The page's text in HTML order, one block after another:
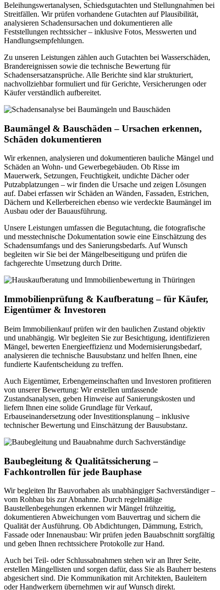
Beleihungswertanalysen, Schiedsgutachten und Stellungnahmen bei
Streitfällen. Wir prüfen vorhandene Gutachten auf Plausibilität,
analysieren Schadensursachen und dokumentieren alle
Feststellungen rechtssicher – inklusive Fotos, Messwerten und
Handlungsempfehlungen.
Zu unseren Leistungen zählen auch Gutachten bei Wasserschäden,
Brandereignissen sowie die technische Bewertung für
Schadensersatzansprüche. Alle Berichte sind klar strukturiert,
nachvollziehbar formuliert und für Gerichte, Versicherungen oder
Käufer verständlich aufbereitet.
Baumängel & Bauschäden – Ursachen erkennen,
Schäden dokumentieren
Wir erkennen, analysieren und dokumentieren bauliche Mängel und
Schäden an Wohn- und Gewerbegebäuden. Ob Risse im
Mauerwerk, Setzungen, Feuchtigkeit, undichte Dächer oder
Putzabplatzungen – wir finden die Ursache und zeigen Lösungen
auf. Dabei erfassen wir Schäden an Wänden, Fassaden, Estrichen,
Dächern und Kellerbereichen ebenso wie verdeckte Baumängel im
Ausbau oder der Bauausführung.
Unsere Leistungen umfassen die Begutachtung, die fotografische
und messtechnische Dokumentation sowie eine Einschätzung des
Schadensumfangs und des Sanierungsbedarfs. Auf Wunsch
begleiten wir Sie bei der Mängelbeseitigung und prüfen die
fachgerechte Umsetzung durch Dritte.
Immobilienprüfung & Kaufberatung – für Käufer,
Eigentümer & Investoren
Beim Immobilienkauf prüfen wir den baulichen Zustand objektiv
und unabhängig. Wir begleiten Sie zur Besichtigung, identifizieren
Mängel, bewerten Energieeffizienz und Modernisierungsbedarf,
analysieren die technische Bausubstanz und helfen Ihnen, eine
fundierte Kaufentscheidung zu treffen.
Auch Eigentümer, Erbengemeinschaften und Investoren profitieren
von unserer Bewertung: Wir erstellen umfassende
Zustandsanalysen, geben Hinweise auf Sanierungskosten und
liefern Ihnen eine solide Grundlage für Verkauf,
Erbauseinandersetzung oder Investitionsplanung – inklusive
technischer Bewertung und Einschätzung der Bausubstanz.
Baubegleitung & Qualitätssicherung –
Fachkontrollen für jede Bauphase
Wir begleiten Ihr Bauvorhaben als unabhängiger Sachverständiger –
vom Rohbau bis zur Abnahme. Durch regelmäßige
Baustellenbegehungen erkennen wir Mängel frühzeitig,
dokumentieren Abweichungen vom Bauvertrag und sichern die
Qualität der Ausführung. Ob Abdichtungen, Dämmung, Estrich,
Fassade oder Innenausbau: Wir prüfen jeden Bauabschnitt sorgfältig
und geben Ihnen rechtssichere Protokolle zur Hand.
Auch bei Teil- oder Schlussabnahmen stehen wir an Ihrer Seite,
erstellen Mängellisten und sorgen dafür, dass Sie als Bauherr bestens
abgesichert sind. Die Kommunikation mit Architekten, Bauleitern
oder Handwerkern übernehmen wir auf Wunsch direkt.